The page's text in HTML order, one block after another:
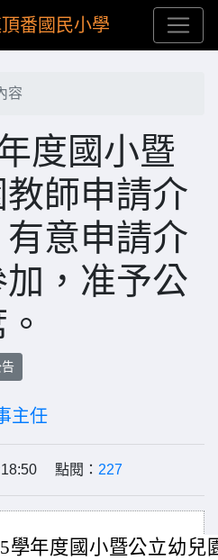
番國民小學
容
度國小暨
師申請介
意申請介
，准予公
主任
點閱： 227
學年度國小暨公立幼兒